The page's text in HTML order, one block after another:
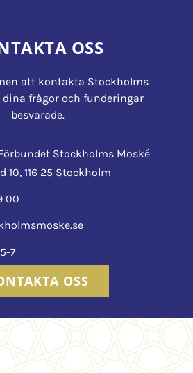
OSS
att kontakta Stockholms
dina frågor och funderingar
besvarade.
Stockholms Moské
10, 116 25 Stockholm
00
7
OSS